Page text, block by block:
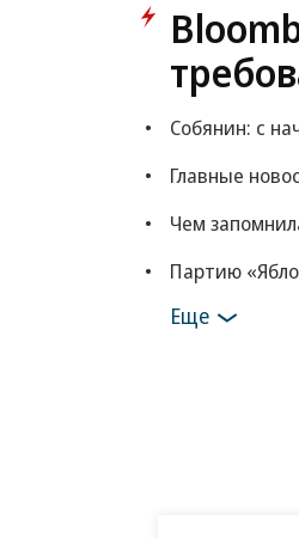
Собянин: с
Главные
Чем
Партию
Еще